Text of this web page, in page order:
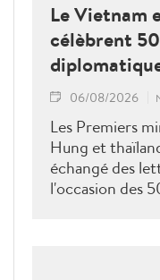
Le Vietnam
célèbrent
06/08/2026
Les Premiers
Hung et
échangé des
l'occasion des